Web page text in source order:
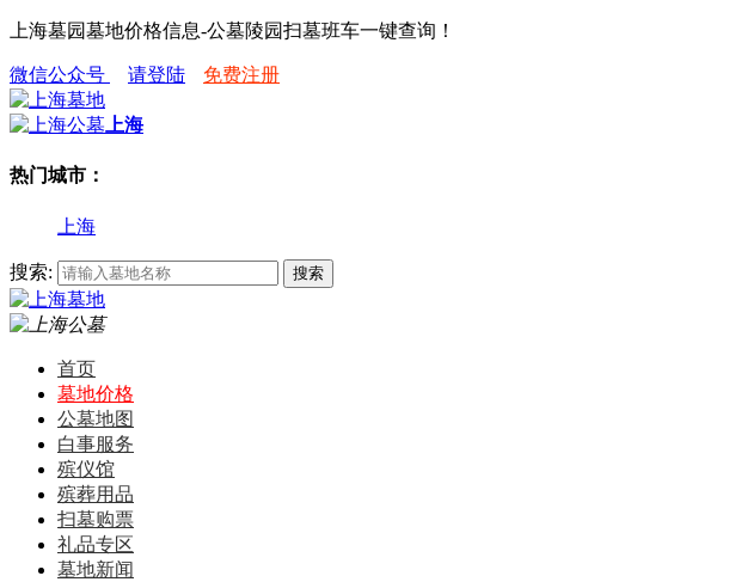
上海墓园墓地价格信息-公墓陵园扫墓班车一键查询！
微信公众号 请登陆 免费注册
上海
热门城市：
上海
搜索:
首页
墓地价格
公墓地图
白事服务
殡仪馆
殡葬用品
扫墓购票
礼品专区
墓地新闻